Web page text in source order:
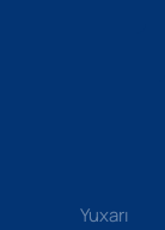
Yuxarı